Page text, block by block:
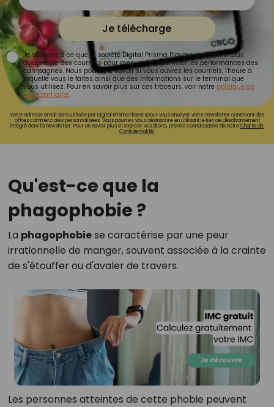
Je télécharge
Je consens à ce que la société Digital Prisma Players analyse le taux
d'ouverture des courriels pour mesurer et optimiser les performances des
campagnes. Nous pourrons savoir si vous ouvrez les courriels, l'heure à
laquelle vous le faites ainsi que des informations sur le terminal que
vous utilisez. Pour en savoir plus sur ces traceurs, voir notre politique de
confidentialité.
Votre adresse email sera utilisée par Digital Prisma Playerspour vous envoyer votre newsletter contenant des
offres commerciales personnalisées. Vous pourrez vous désinscrire en utilisant le lien de désabonnement
intégré dans la newsletter. Pour en savoir plus et exercer vos droits, prenez connaissance de notreCharte de
Confidentialité.
Qu'est-ce que la
phagophobie ?
La phagophobiese caractérise par une peur
irrationnelle de manger, souvent associée à la crainte
de s'étouffer ou d'avaler de travers.
Les personnes atteintes de cette phobie peuvent